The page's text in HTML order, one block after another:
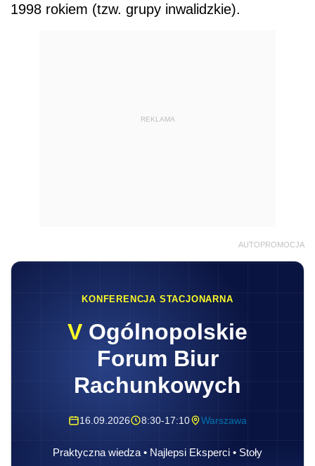
1998 rokiem (tzw. grupy inwalidzkie).
REKLAMA
AUTOPROMOCJA
KONFERENCJA STACJONARNA
V Ogólnopolskie
Forum Biur
Rachunkowych
16.09.2026 8:30-17:10 Warszawa
Praktyczna wiedza • Najlepsi Eksperci • Stoły